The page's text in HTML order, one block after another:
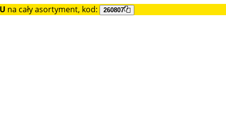
na cały asortyment, kod: 260807